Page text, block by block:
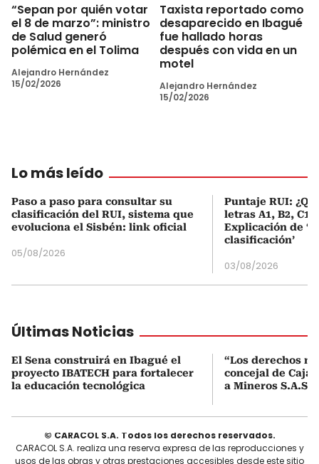
“Sepan por quién votar
el 8 de marzo”: ministro
de Salud generó
polémica en el Tolima
Alejandro Hernández
15/02/2026
Taxista reportado como
desaparecido en Ibagué
fue hallado horas
después con vida en un
motel
Alejandro Hernández
15/02/2026
Lo más leído
Paso a paso para consultar su
clasificación del RUI, sistema que
evoluciona el Sisbén: link oficial
05/08/2026
Puntaje RUI:
letras A1, B2, C1
Explicación de
clasificación’
03/08/2026
Últimas Noticias
El Sena construirá en Ibagué el
proyecto IBATECH para fortalecer
la educación tecnológica
“Los derechos
concejal de
a Mineros S.A.S.
© CARACOL S.A. Todos los derechos reservados.
CARACOL S.A. realiza una reserva expresa de las reproducciones y
usos de las obras y otras prestaciones accesibles desde este sitio